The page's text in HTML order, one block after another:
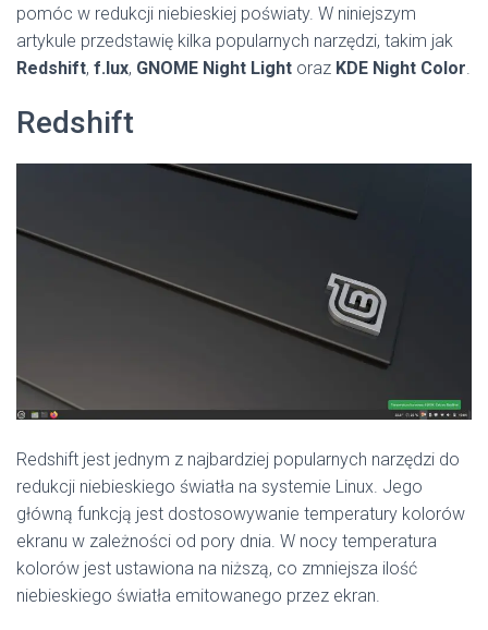
pomóc w redukcji niebieskiej poświaty. W niniejszym
artykule przedstawię kilka popularnych narzędzi, takim jak
Redshift, f.lux, GNOME Night Light oraz KDE Night Color.
Redshift
Redshift jest jednym z najbardziej popularnych narzędzi do
redukcji niebieskiego światła na systemie Linux. Jego
główną funkcją jest dostosowywanie temperatury kolorów
ekranu w zależności od pory dnia. W nocy temperatura
kolorów jest ustawiona na niższą, co zmniejsza ilość
niebieskiego światła emitowanego przez ekran.